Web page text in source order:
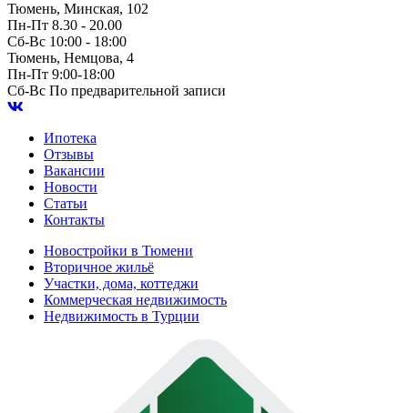
Тюмень, Минская, 102
Пн-Пт 8.30 - 20.00
Сб-Вс 10:00 - 18:00
Тюмень, Немцова, 4
Пн-Пт 9:00-18:00
Сб-Вс По предварительной записи
Ипотека
Отзывы
Вакансии
Новости
Статьи
Контакты
Новостройки в Тюмени
Вторичное жильё
Участки, дома, коттеджи
Коммерческая недвижимость
Недвижимость в Турции